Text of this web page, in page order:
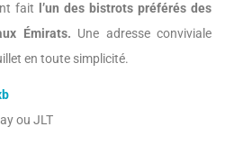
fait
l’un des bistrots préférés des
Émirats. Une adresse conviviale
en toute simplicité.
ou JLT